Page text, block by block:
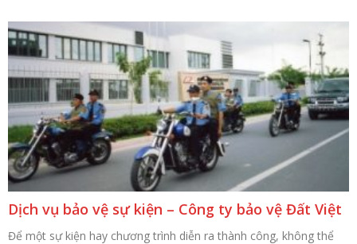
Dịch vụ bảo vệ sự kiện – Công ty bảo vệ Đất Việt
Để một sự kiện hay chương trình diễn ra thành công, không thể